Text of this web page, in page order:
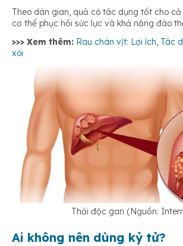
Theo dân gian, quả có tác dụng tốt cho
cơ thể phục hồi sức lực và khả năng đào
>>> Xem thêm: Rau chân vịt: Lợi ích, Tác
xôi
Thải độc gan (Nguồn:
Ai không nên dùng kỷ tử?